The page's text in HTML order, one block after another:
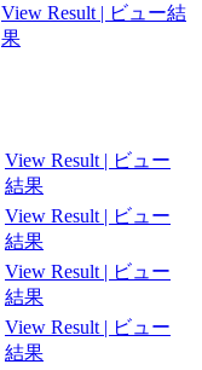
View Result | ビュー結
果
View Result | ビュー
結果
View Result | ビュー
結果
View Result | ビュー
結果
View Result | ビュー
結果